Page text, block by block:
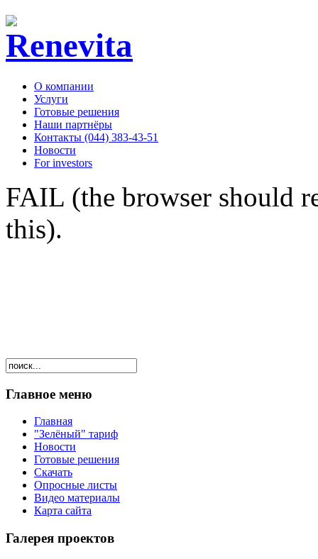
О компании
Услуги
Готовые решения
Наши партнёры
Контакты (044) 383-43-51
Новости
For investors
FAIL (the browser should
this).
Главное меню
Главная
"Зелёный" тариф
Новости
Готовые решения
Скачать
Опросные листы
Видео материалы
Карта сайта
Галерея проектов